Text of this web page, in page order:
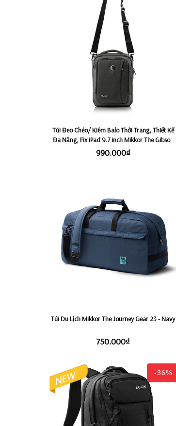
Túi Đeo Chéo/ Kiêm Balo Thời Trang, Thiết Kế
Đa Năng, Fix iPad 9.7 inch Mikkor The Gibson
Sling - Graphite
990.000₫
Túi Du Lịch Mikkor The Journey Gear 23 - Navy
750.000₫
-36%